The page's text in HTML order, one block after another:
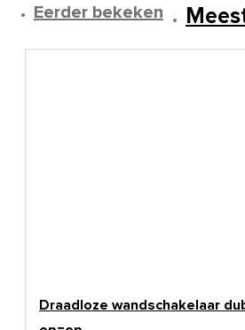
Eerder bekeken
Draadloze wandschakelaar